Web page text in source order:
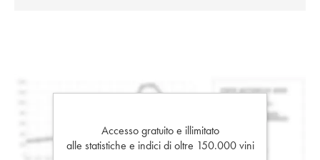
Accesso gratuito e illimitato
alle statistiche e indici di oltre 150.000 vini